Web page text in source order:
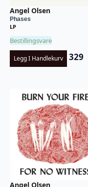
Angel Olsen
Phases
LP
Bestillingsvare
Legg I Handlekurv 329
Angel Olsen